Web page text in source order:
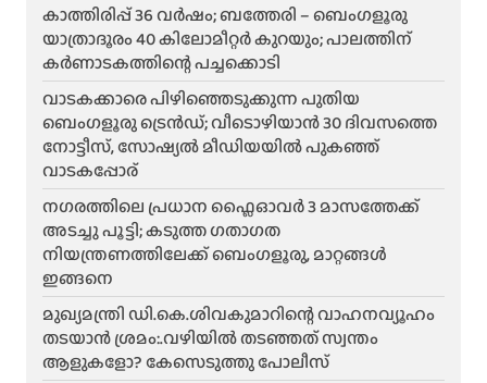
കാത്തിരിപ്പ് 36 വർഷം; ബത്തേരി – ബെംഗളൂരു
യാത്രാദൂരം 40 കിലോമീറ്റർ കുറയും; പാലത്തിന്
കർണാടകത്തിന്റെ പച്ചക്കൊടി
വാടകക്കാരെ പിഴിഞ്ഞെടുക്കുന്ന പുതിയ
ബെംഗളൂരു ട്രെൻഡ്; വീടൊഴിയാൻ 30 ദിവസത്തെ
നോട്ടീസ്, സോഷ്യൽ മീഡിയയിൽ പുകഞ്ഞ്
വാടകപ്പോര്
ന​ഗരത്തിലെ പ്രധാന ഫ്ലൈഓവർ 3 മാസത്തേക്ക്
അടച്ചു പൂട്ടി; കടുത്ത ഗതാഗത
നിയന്ത്രണത്തിലേക്ക് ബെംഗളൂരു, മാറ്റങ്ങൾ
ഇങ്ങനെ
മുഖ്യമന്ത്രി ഡി.കെ.ശിവകുമാറിന്റെ വാഹനവ്യൂഹം
തടയാൻ ശ്രമം:.വഴിയിൽ തടഞ്ഞത് സ്വന്തം
ആളുകളോ? കേസെടുത്തു പോലീസ്